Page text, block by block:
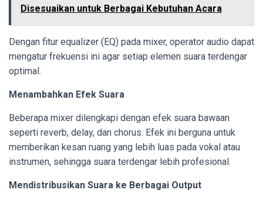
Disesuaikan untuk Berbagai Kebutuhan Acara
Dengan fitur equalizer (EQ) pada mixer, operator audio dapat
mengatur frekuensi ini agar setiap elemen suara terdengar
optimal.
Menambahkan Efek Suara
Beberapa mixer dilengkapi dengan efek suara bawaan
seperti reverb, delay, dan chorus. Efek ini berguna untuk
memberikan kesan ruang yang lebih luas pada vokal atau
instrumen, sehingga suara terdengar lebih profesional.
Mendistribusikan Suara ke Berbagai Output